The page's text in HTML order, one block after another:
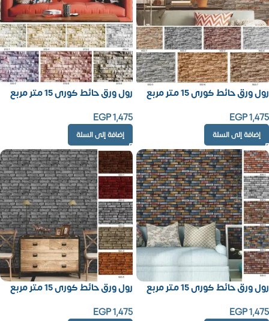
رول ورق حائط كورى 15 متر مربع
EGP1,475
إضافة إلى السلة
رول ورق حائط كورى 15 متر مربع
EGP1,475
إضافة إلى السلة
رول ورق حائط كورى 15 متر مربع
EGP1,475
رول ورق حائط كورى 15 متر مربع
EGP1,475